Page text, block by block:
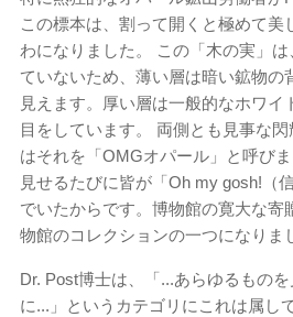
この標本は、割って開くと極めて美
わになりました。 この「木の実」
ていないため、薄い層は暗い鉱物の
見えます。厚い層は一般的なホワイ
目をしています。 両側とも見事な
はそれを「OMGオパール」と呼び
見せるたびに皆が「Oh my gosh!（
でいたからです。博物館の寛大な寄
物館のコレクションの一つになりま
Dr. Post博士は、「...あらゆるもの
に...」というカテゴリにこれは属し